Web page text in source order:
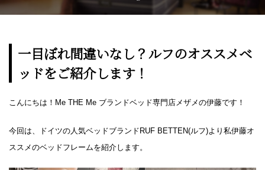
一目ぼれ間違いなし？ルフのオススメベ
ッドをご紹介します！
こんにちは！Me THE Me ブランドベッド専門店メザメの伊藤です！
今回は、ドイツの人気ベッドブランドRUF BETTEN(ルフ)より私伊藤オ
ススメのベッドフレームを紹介します。
CONCEPT
アクセス
ブログ